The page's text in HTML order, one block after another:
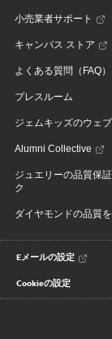
小売業者サポート
キャンパス ストア
よくある質問（FAQ）
プレスルーム
ジェムキッズのウェ
Alumni Collective
ジュエリーの品質保
ク
ダイヤモンドの品質
Eメールの設定
Cookieの設定